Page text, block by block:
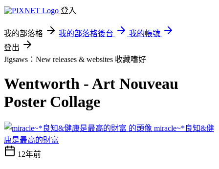
登入
我的部落格 我的部落格後台
我的帳號
登出
Jigsaws：New releases & websites 收藏嗜好
Wentworth - Art Nouveau
Poster Collage
miracle~*良知&健
康是最高的財富
12年前